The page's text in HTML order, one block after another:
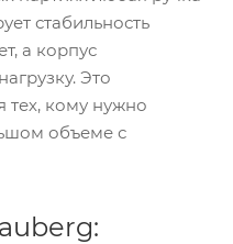
стабильность
а корпус
Это
тех, кому нужно
объеме с